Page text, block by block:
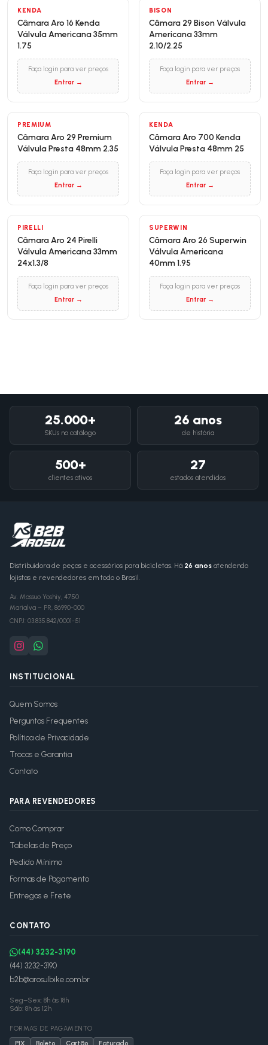
KENDA
Câmara Aro 16 Kenda
Válvula Americana 35mm
1.75
Faça login para ver preços
Entrar →
BISON
Câmara 29 Bison Válvula
Americana 33mm
2.10/2.25
Faça login para ver preços
Entrar →
PREMIUM
Câmara Aro 29 Premium
Válvula Presta 48mm 2.35
Faça login para ver preços
Entrar →
KENDA
Câmara Aro 700 Kenda
Válvula Presta 48mm 25
Faça login para ver preços
Entrar →
PIRELLI
Câmara Aro 24 Pirelli
Válvula Americana 33mm
24x1.3/8
Faça login para ver preços
Entrar →
SUPERWIN
Câmara Aro 26 Superwin
Válvula Americana
40mm 1.95
Faça login para ver preços
Entrar →
25.000+
SKUs no catálogo
26 anos
de história
500+
clientes ativos
27
estados atendidos
Distribuidora de peças e acessórios para bicicletas. Há 26 anos atendendo
lojistas e revendedores em todo o Brasil.
Av. Massuo Yoshiy, 4750
Marialva – PR, 86990-000
CNPJ: 03.835.842/0001-51
INSTITUCIONAL
Quem Somos
Perguntas Frequentes
Política de Privacidade
Trocas e Garantia
Contato
PARA REVENDEDORES
Como Comprar
Tabelas de Preço
Pedido Mínimo
Formas de Pagamento
Entregas e Frete
CONTATO
(44) 3232-3190
(44) 3232-3190
b2b@arosulbike.com.br
Seg–Sex: 8h às 18h
Sáb: 8h às 12h
FORMAS DE PAGAMENTO